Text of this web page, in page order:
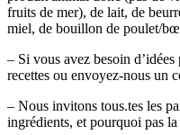
fruits de mer), de lait, de
miel, de bouillon de poulet/
– Si vous avez besoin
recettes ou envoyez-nous un
– Nous invitons tous.tes les
ingrédients, et pourquoi pas